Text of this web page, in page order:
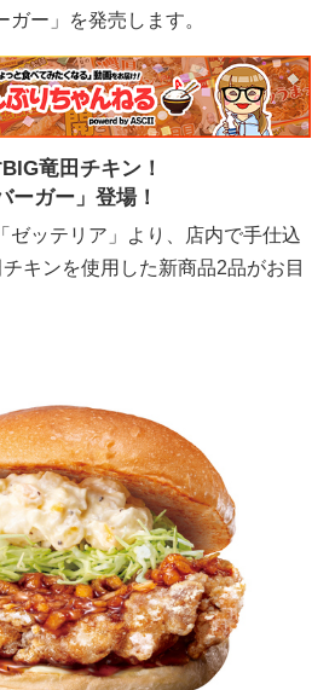
ー」を発売します。
竜田チキン！
ーガー」登場！
ッテリア」より、店内で手仕込
キンを使用した新商品2品がお目